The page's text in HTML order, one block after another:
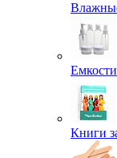
Книги